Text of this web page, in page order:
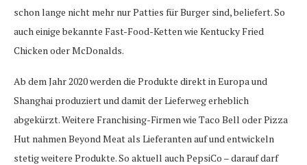
schon lange nicht mehr nur Patties für Burger sind, beliefert. So
auch einige bekannte Fast-Food-Ketten wie Kentucky Fried
Chicken oder McDonalds.
Ab dem Jahr 2020 werden die Produkte direkt in Europa und
Shanghai produziert und damit der Lieferweg erheblich
abgekürzt. Weitere Franchising-Firmen wie Taco Bell oder Pizza
Hut nahmen Beyond Meat als Lieferanten auf und entwickeln
stetig weitere Produkte. So aktuell auch PepsiCo – darauf darf